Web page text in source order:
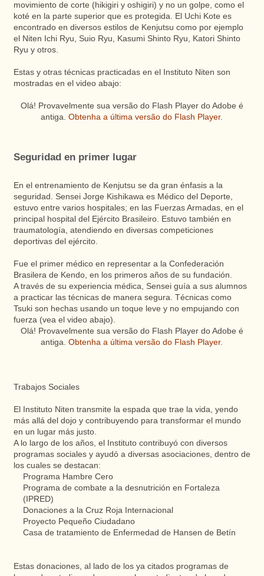
movimiento de corte (hikigiri y oshigiri) y no un golpe, como el
koté en la parte superior que es protegida. El Uchi Kote es
encontrado en diversos estilos de Kenjutsu como por ejemplo
el Niten Ichi Ryu, Suio Ryu, Kasumi Shinto Ryu, Katori Shinto
Ryu y otros.
Estas y otras técnicas practicadas en el Instituto Niten son
mostradas en el video abajo:
Olá! Provavelmente sua versão do Flash Player do Adobe é
antiga.Obtenha a última versão do Flash Player.
Seguridad en primer lugar
En el entrenamiento de Kenjutsu se da gran énfasis a la
seguridad. Sensei Jorge Kishikawa es Médico del Deporte,
estuvo entre varios hospitales; en las Fuerzas Armadas, en el
principal hospital del Ejército Brasileiro. Estuvo también en
traumatología, atendiendo en diversas competiciones
deportivas del ejército.
Fue el primer médico en representar a la Confederación
Brasilera de Kendo, en los primeros años de su fundación.
A través de su experiencia médica, Sensei guía a sus alumnos
a practicar las técnicas de manera segura. Técnicas como
Tsuki son hechas usando un toque leve y no empujando con
fuerza (vea el video abajo).
Olá! Provavelmente sua versão do Flash Player do Adobe é
antiga.Obtenha a última versão do Flash Player.
Trabajos Sociales
El Instituto Niten transmite la espada que trae la vida, yendo
más allá del dojo y contribuyendo para transformar el mundo
en un lugar más justo.
A lo largo de los años, el Instituto contribuyó con diversos
programas sociales y ayudó a diversas asociaciones, dentro de
los cuales se destacan:
Programa Hambre Cero
Programa de combate a la desnutrición en Fortaleza
(IPRED)
Donaciones a la Cruz Roja Internacional
Proyecto Pequeño Ciudadano
Casa de tratamiento de Enfermedad de Hansen de Betín
Estas donaciones, al lado de los ya citados programas de